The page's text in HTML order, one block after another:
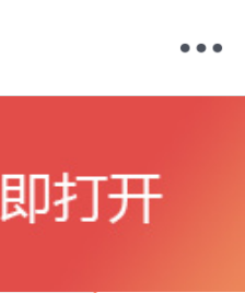
我的当当